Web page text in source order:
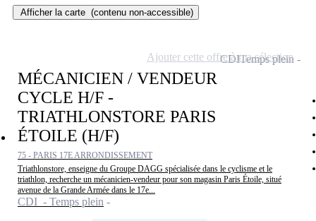
Afficher la carte (contenu non-accessible)
MÉCANICIEN / VENDEUR
CYCLE H/F -
TRIATHLONSTORE PARIS
ÉTOILE (H/F)
75 - PARIS 17E ARRONDISSEMENT
Triathlonstore, enseigne du Groupe DAGG spécialisée dans le cyclisme et le
triathlon, recherche un mécanicien-vendeur pour son magasin Paris Étoile, situé
avenue de la Grande Armée dans le 17e...
CDI - Temps plein
CDITemps plein
Ajouter cette offre à ma sélection